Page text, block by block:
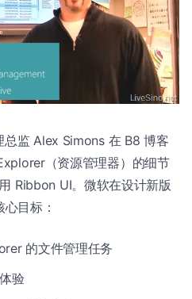
监 Alex Simons 在 B8 博客
（资源管理器）的细节
Ribbon UI。微软在设计新版
目标：
的文件管理任务
验